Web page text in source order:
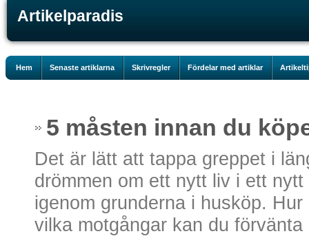
Artikelparadis
Hem Senaste artiklarna Skrivregler Fördelar med artiklar
5 måsten innan du
Det är lätt att tappa greppet i
drömmen om ett nytt liv i ett
igenom grunderna i husköp.
vilka motgångar kan du